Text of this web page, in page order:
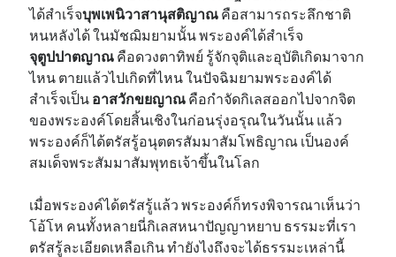
ได้สำเร็จบุพเพนิวาสานุสติญาณ คือสามารถระลึกชาติ
หนหลังได้ ในมัชฌิมยามนั้น พระองค์ได้สำเร็จ
จุตูปปาตญาณ คือดวงตาทิพย์ รู้จักจุติและอุบัติเกิดมาจาก
ไหน ตายแล้วไปเกิดที่ไหน ในปัจฉิมยามพระองค์ได้
สำเร็จเป็น อาสวักขยญาณ คือกำจัดกิเลสออกไปจากจิต
ของพระองค์โดยสิ้นเชิงในก่อนรุ่งอรุณในวันนั้น แล้ว
พระองค์ก็ได้ตรัสรู้อนุตตรสัมมาสัมโพธิญาณ เป็นองค์
สมเด็จพระสัมมาสัมพุทธเจ้าขึ้นในโลก
เมื่อพระองค์ได้ตรัสรู้แล้ว พระองค์ก็ทรงพิจารณาเห็นว่า
โอ้โห คนทั้งหลายนี่กิเลสหนาปัญญาหยาบ ธรรมะที่เรา
ตรัสรู้ละเอียดเหลือเกิน ทำยังไงถึงจะได้ธรรมะเหล่านี้